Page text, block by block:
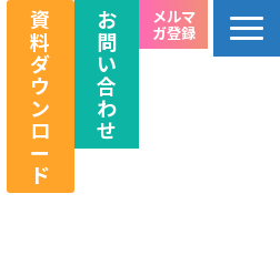
資
料
ダ
ウ
ン
ロ
ー
ド
お
問
い
合
わ
せ
メルマ
ガ登録